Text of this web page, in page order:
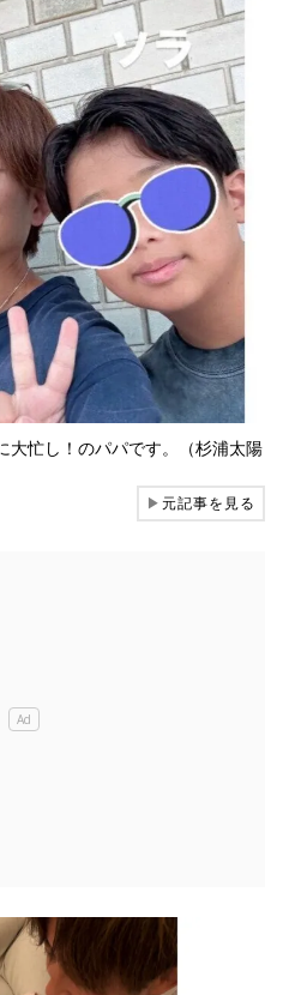
大忙し！のパパです。（杉浦太陽
▶元記事を見る